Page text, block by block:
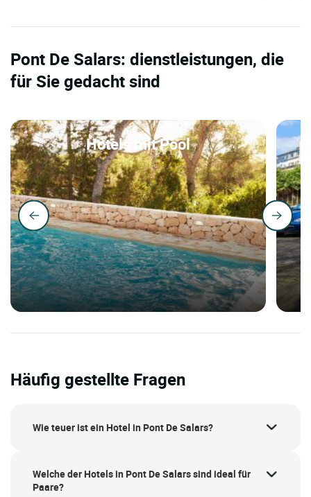
Pont De Salars: dienstleistungen, die
für Sie gedacht sind
Hotels mit Pool
Häufig gestellte Fragen
Wie teuer ist ein Hotel in Pont De Salars?
Welche der Hotels in Pont De Salars sind ideal für
Paare?